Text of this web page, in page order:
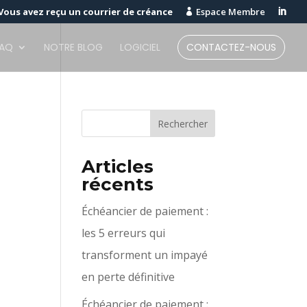
avez reçu un courrier de créance  Espace Membre 
NOTRE BLOG LOGICIEL CONTACTEZ-NOUS
Articles
récents
Échéancier de paiement :
les 5 erreurs qui
transforment un impayé
en perte définitive